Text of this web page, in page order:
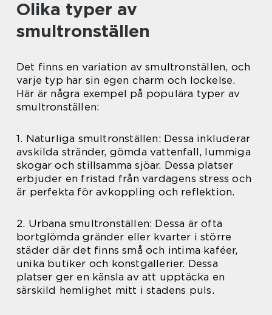
Olika typer av
smultronställen
Det finns en variation av smultronställen, och
varje typ har sin egen charm och lockelse.
Här är några exempel på populära typer av
smultronställen:
1. Naturliga smultronställen: Dessa inkluderar
avskilda stränder, gömda vattenfall, lummiga
skogar och stillsamma sjöar. Dessa platser
erbjuder en fristad från vardagens stress och
är perfekta för avkoppling och reflektion.
2. Urbana smultronställen: Dessa är ofta
bortglömda gränder eller kvarter i större
städer där det finns små och intima kaféer,
unika butiker och konstgallerier. Dessa
platser ger en känsla av att upptäcka en
särskild hemlighet mitt i stadens puls.